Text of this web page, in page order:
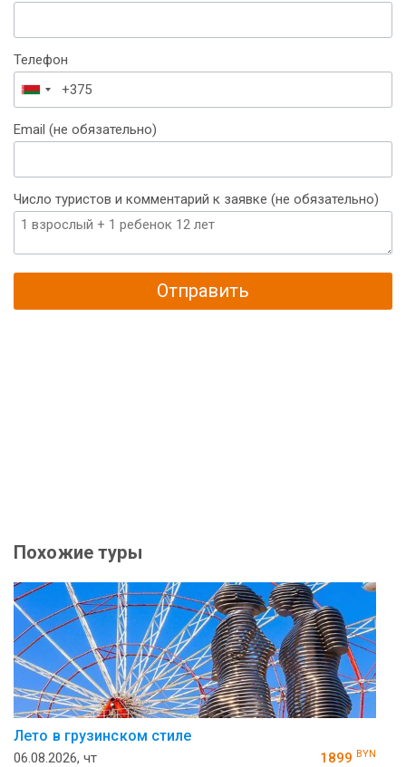
Телефон
Беларусь
+375
Email (не обязательно)
Число туристов и комментарий к заявке (не обязательно)
Отправить
Похожие туры
Лето в грузинском стиле
06.08.2026, чт 1899 BYN